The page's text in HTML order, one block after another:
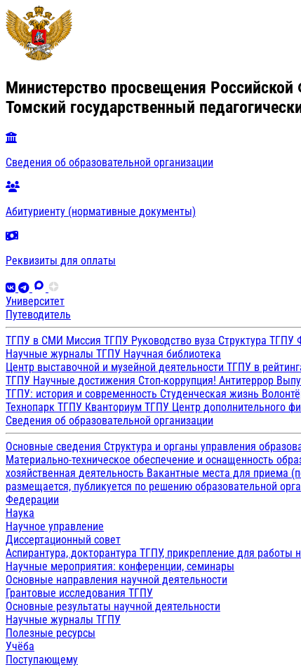
Министерство просвещения Российской
Томский государственный
Сведения об образовательной организации
Абитуриенту (нормативные документы)
Реквизиты для оплаты
Университет
Путеводитель
ТГПУ в СМИ Миссия ТГПУ Руководство вуза Структура ТГПУ
Научные журналы ТГПУ Научная библиотека
Центр выставочной и музейной деятельности ТГПУ в
ТГПУ Научные достижения Стоп-коррупция! Антитеррор
ТГПУ: история и современность Студенческая жизнь
Технопарк ТГПУ Кванториум ТГПУ Центр дополнительного
Сведения об образовательной организации
Основные сведения Структура и органы управления
Материально-техническое обеспечение и оснащенность
хозяйственная деятельность Вакантные места для приема
размещается, публикуется по решению образовательной
Федерации
Наука
Научное управление
Диссертационный совет
Аспирантура, докторантура ТГПУ, прикрепление для работы
Научные мероприятия: конференции, семинары
Основные направления научной деятельности
Грантовые исследования ТГПУ
Основные результаты научной деятельности
Научные журналы ТГПУ
Полезные ресурсы
Учёба
Поступающему